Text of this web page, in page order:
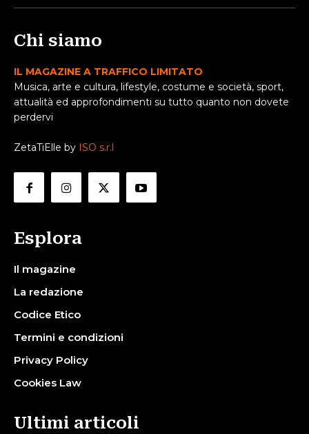
Chi siamo
IL MAGAZINE A TRAFFICO LIMITATO
Musica, arte e cultura, lifestyle, costume e società, sport,
attualità ed approfondimenti su tutto quanto non dovete
perdervi
ZetaTiElle by ISO s.r.l
Esplora
Il magazine
La redazione
Codice Etico
Termini e condizioni
Privacy Policy
Cookies Law
Ultimi articoli